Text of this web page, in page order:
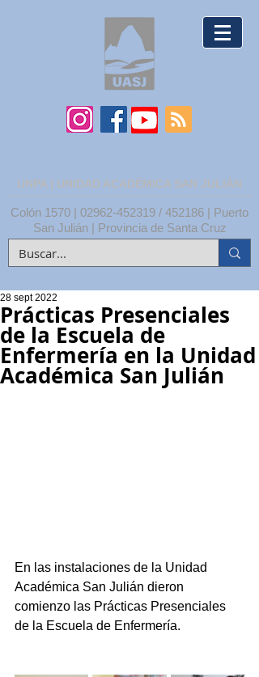
UNPA | UNIDAD ACADÉMICA SAN JULIÁN
Colón 1570 | 02962-452319 / 452186 | Puerto
San Julián | Provincia de Santa Cruz
Prácticas Presenciales
de la Escuela de
Enfermería en la Unidad
Académica San Julián
28 sept 2022
En las instalaciones de la Unidad
Académica San Julián dieron
comienzo las Prácticas Presenciales
de la Escuela de Enfermería.